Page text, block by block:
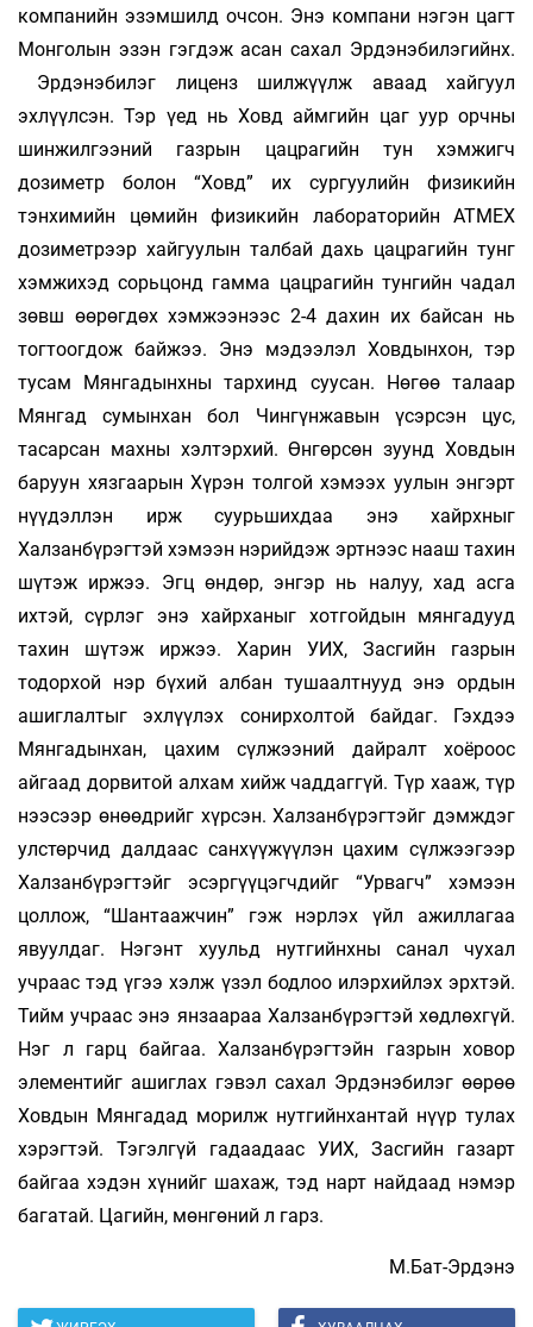
компанийн эзэмшилд очсон. Энэ компани нэгэн цагт
Монголын эзэн гэгдэж асан сахал Эрдэнэбилэгийнх.
Эрдэнэбилэг лиценз шилжүүлж аваад хайгуул
эхлүүлсэн. Тэр үед нь Ховд аймгийн цаг уур орчны
шинжилгээний газрын цацрагийн тун хэмжигч
дозиметр болон “Ховд” их сургуулийн физикийн
тэнхимийн цөмийн физикийн лабораторийн АТМЕХ
дозиметрээр хайгуулын талбай дахь цацрагийн тунг
хэмжихэд сорьцонд гамма цацрагийн тунгийн чадал
зөвш өөрөгдөх хэмжээнээс 2-4 дахин их байсан нь
тогтоогдож байжээ. Энэ мэдээлэл Ховдынхон, тэр
тусам Мянгадынхны тархинд суусан. Нөгөө талаар
Мянгад сумынхан бол Чингүнжавын үсэрсэн цус,
тасарсан махны хэлтэрхий. Өнгөрсөн зуунд Ховдын
баруун хязгаарын Хүрэн толгой хэмээх уулын энгэрт
нүүдэллэн ирж суурьшихдаа энэ хайрхныг
Халзанбүрэгтэй хэмээн нэрийдэж эртнээс нааш тахин
шүтэж иржээ. Эгц өндөр, энгэр нь налуу, хад асга
ихтэй, сүрлэг энэ хайрханыг хотгойдын мянгадууд
тахин шүтэж иржээ. Харин УИХ, Засгийн газрын
тодорхой нэр бүхий албан тушаалтнууд энэ ордын
ашиглалтыг эхлүүлэх сонирхолтой байдаг. Гэхдээ
Мянгадынхан, цахим сүлжээний дайралт хоёроос
айгаад дорвитой алхам хийж чаддаггүй. Түр хааж, түр
нээсээр өнөөдрийг хүрсэн. Халзанбүрэгтэйг дэмждэг
улстөрчид далдаас санхүүжүүлэн цахим сүлжээгээр
Халзанбүрэгтэйг эсэргүүцэгчдийг “Урвагч” хэмээн
цоллож, “Шантаажчин” гэж нэрлэх үйл ажиллагаа
явуулдаг. Нэгэнт хуульд нутгийнхны санал чухал
учраас тэд үгээ хэлж үзэл бодлоо илэрхийлэх эрхтэй.
Тийм учраас энэ янзаараа Халзанбүрэгтэй хөдлөхгүй.
Нэг л гарц байгаа. Халзанбүрэгтэйн газрын ховор
элементийг ашиглах гэвэл сахал Эрдэнэбилэг өөрөө
Ховдын Мянгадад морилж нутгийнхантай нүүр тулах
хэрэгтэй. Тэгэлгүй гадаадаас УИХ, Засгийн газарт
байгаа хэдэн хүнийг шахаж, тэд нарт найдаад нэмэр
багатай. Цагийн, мөнгөний л гарз.
М.Бат-Эрдэнэ